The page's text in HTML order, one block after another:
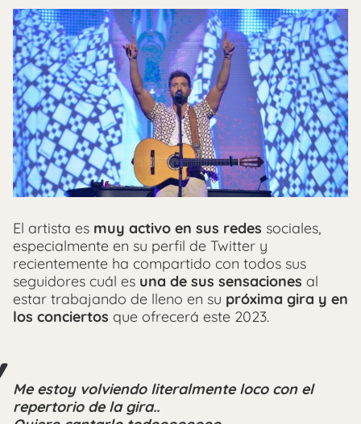
El artista es muy activo en sus redes sociales,
especialmente en su perfil de Twitter y
recientemente ha compartido con todos sus
seguidores cuál es una de sus sensaciones al
estar trabajando de lleno en su próxima gira y en
los conciertos que ofrecerá este 2023.
Me estoy volviendo literalmente loco con el
repertorio de la gira..